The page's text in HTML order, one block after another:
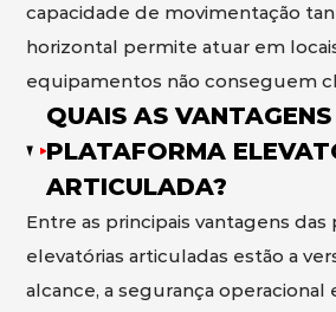
capacidade de movimentação
horizontal permite atuar em
equipamentos não conseguem
QUAIS AS
PLATAFORMA
ARTICULADA?
Entre as principais vantagens das
elevatórias articuladas estão a
alcance, a segurança operacional